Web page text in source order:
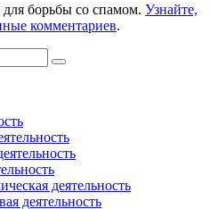
для борьбы со спамом. Узнайте,
комментариев.
деятельность
деятельность